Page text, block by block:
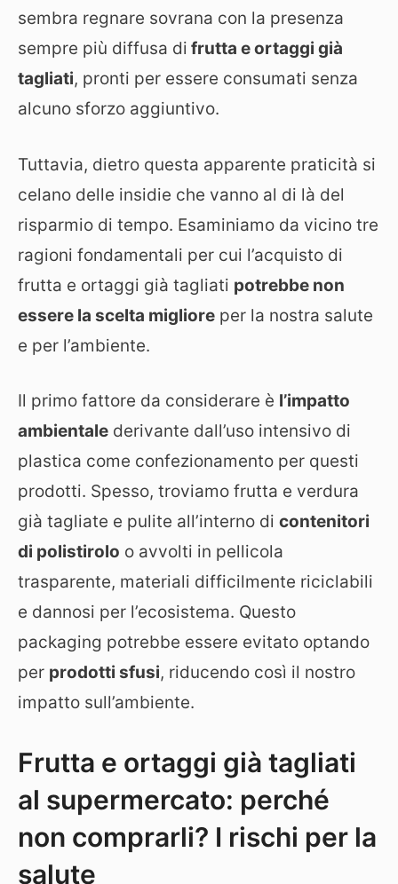
sembra regnare sovrana con la presenza
sempre più diffusa di frutta e ortaggi già
tagliati, pronti per essere consumati senza
alcuno sforzo aggiuntivo.
Tuttavia, dietro questa apparente praticità si
celano delle insidie che vanno al di là del
risparmio di tempo. Esaminiamo da vicino tre
ragioni fondamentali per cui l’acquisto di
frutta e ortaggi già tagliati potrebbe non
essere la scelta migliore per la nostra salute
e per l’ambiente.
Il primo fattore da considerare è l’impatto
ambientale derivante dall’uso intensivo di
plastica come confezionamento per questi
prodotti. Spesso, troviamo frutta e verdura
già tagliate e pulite all’interno di contenitori
di polistirolo o avvolti in pellicola
trasparente, materiali difficilmente riciclabili
e dannosi per l’ecosistema. Questo
packaging potrebbe essere evitato optando
per prodotti sfusi, riducendo così il nostro
impatto sull’ambiente.
Frutta e ortaggi già tagliati
al supermercato: perché
non comprarli? I rischi per la
salute